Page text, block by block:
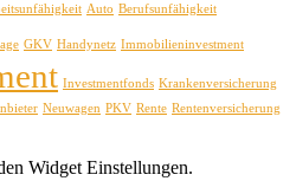
Auto Berufsunfähigkeit
GKV Handynetz Immobilieninvestment
Investmentfonds Krankenversicherung
Neuwagen PKV Rente Rentenversicherung
Widget Einstellungen.